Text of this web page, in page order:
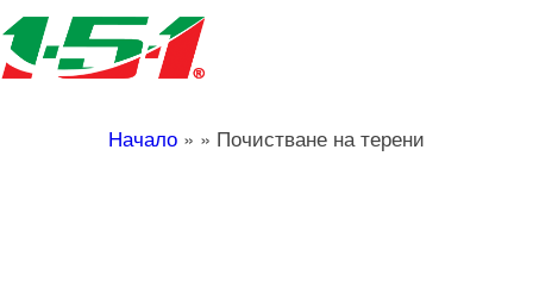
Начало » » Почистване на терени